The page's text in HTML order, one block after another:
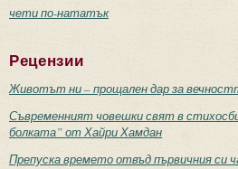
чети по-нататък
Рецензии
Животът ни – прощален дар за
Съвременният човешки свят в
болката” от Хайри Хамдан
Препуска времето отвъд първичния си